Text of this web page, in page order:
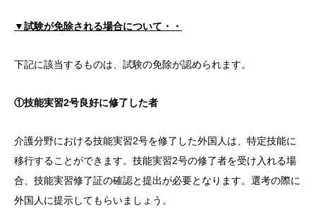
▼試験が免除される場合について・・
下記に該当するものは、試験の免除が認められます。
①技能実習2号良好に修了した者
介護分野における技能実習2号を修了した外国人は、特定技能に
移行することができます。技能実習2号の修了者を受け入れる場
合、技能実習修了証の確認と提出が必要となります。選考の際に
外国人に提示してもらいましょう。